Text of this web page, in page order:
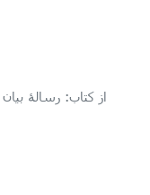
از کتاب: رسالهٔ